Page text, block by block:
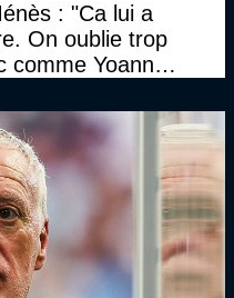
: "Ca lui a
On oublie trop
comme Yoann